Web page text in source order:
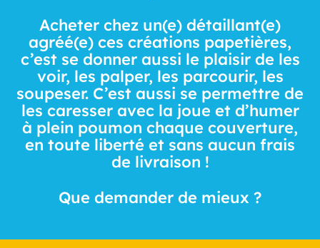
Acheter chez un(e) détaillant(e)
agréé(e) ces créations papetières,
c’est se donner aussi le plaisir de les
voir, les palper, les parcourir, les
soupeser. C’est aussi se permettre de
les caresser avec la joue et d’humer
à plein poumon chaque couverture,
en toute liberté et sans aucun frais
de livraison !
Que demander de mieux ?